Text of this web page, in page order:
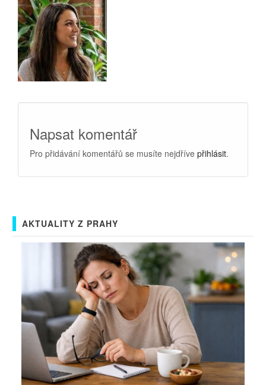
Napsat komentář
Pro přidávání komentářů se musíte nejdříve přihlásit.
AKTUALITY Z PRAHY